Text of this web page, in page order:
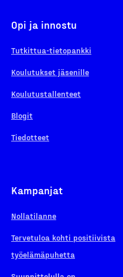
Opi ja innostu
Tutkittua-tietopankki
Koulutukset jäsenille
Koulutustallenteet
Blogit
Tiedotteet
Kampanjat
Nollatilanne
Tervetuloa kohti positiivista
työelämäpuhetta